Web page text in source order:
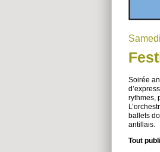
Soirée
rythmes,
ballets
antillais.
Tout